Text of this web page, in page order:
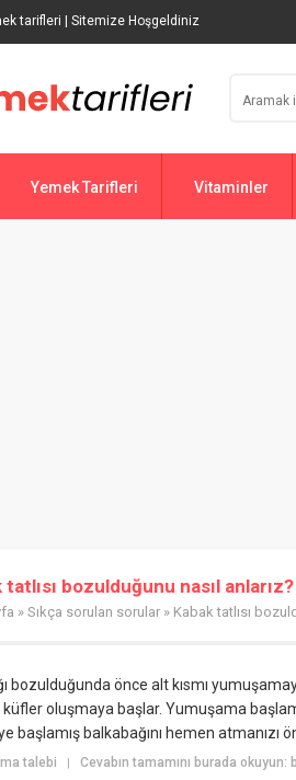
tarifleri | Sitemize Hoşgeldiniz
Yemek Tarifleri Vitaminler
tatlısı bozulduğunu nasıl anlarız?
» Sıkça sorulan sorular » Kabak tatlısı
bozulduğunda önce alt kısmı
oluşmaya başlar. Yumuşama
başlamış balkabağını hemen atmanızı
talebi | Cevabın tamamını burada